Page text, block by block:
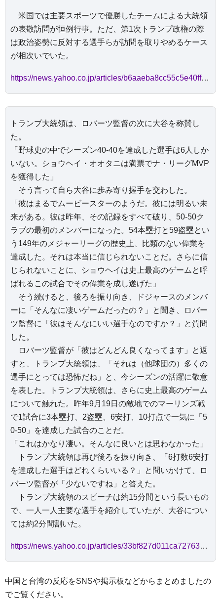
米国では主要スポーツで優勝したチームによる大統領
の表敬訪問が恒例行事。ただ、第1次トランプ政権の際
は政治姿勢に反対する選手らが訪問を取りやめるケース
が相次いでいた。
https://news.yahoo.co.jp/articles/b6aaeba8cc55c5e40ff01b5032c55f6a66c2ce37
トランプ大統領は、ロバーツ監督の次に大谷を称賛し
た。
「野球史の中でシーズン40-40を達成した選手は6人しか
いない。ショウヘイ・オオタニは満票でナ・リーグMVP
を獲得した」
そう言って自ら大谷に歩み寄り握手を交わした。
「彼はまるでムービースターのようだ。彼には明るい未
来がある。彼は昨年、その記録をすべて破り、50-50ク
ラブの最初のメンバーになった。54本塁打と59盗塁とい
う149年のメジャーリーグの歴史上、比類のない偉業を
達成した。それは本当に信じられないことだ。さらに信
じられないことに、ショウヘイは史上最高のゲームと呼
ばれるこの試合でその偉業を成し遂げた」
そう続けると、後ろを振り向き、ドジャースのメンバ
ーに「そんなに凄いゲームだったの？」と聞き、ロバー
ツ監督に「彼はそんなにいい選手なのですか？」と質問
した。
ロバーツ監督が「彼はどんどん良くなってます」と返
すと、トランプ大統領は、「それは（他球団の）多くの
選手にとっては恐怖だね」と、今シーズンの活躍に敬意
を表した。トランプ大統領は、さらに史上最高のゲーム
について触れた。昨年9月19日の敵地でのマーリンズ戦
で1試合に3本塁打、2盗塁、6安打、10打点で一気に「5
0‐50」を達成した試合のことだ。
「これはかなり凄い。そんなに良いとは思わなかった」
トランプ大統領は再び後ろを振り向き、「6打数6安打
を達成した選手はどれくらいいる？」と問いかけて、ロ
バーツ監督が「少ないですね」と答えた。
トランプ大統領のスピーチは約15分間という長いもの
で、一人一人主要な選手を紹介していたが、大谷につい
ては約2分間割いた。
https://news.yahoo.co.jp/articles/33bf827d011ca72763db1e8ba07520a7af29d9fe
中国と台湾の反応をSNSや掲示板などからまとめましたの
でご覧ください。